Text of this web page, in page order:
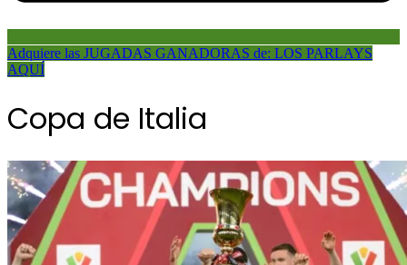
Adquiere las JUGADAS GANADORAS de: LOS PARLAYS
AQUÍ
Copa de Italia